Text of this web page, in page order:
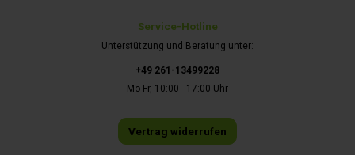
Service-Hotline
Unterstützung und Beratung unter:
+49 261-13499228
Mo-Fr, 10:00 - 17:00 Uhr
Vertrag widerrufen